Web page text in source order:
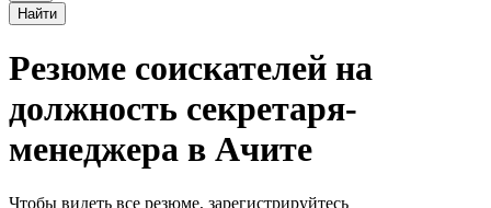
Найти
Резюме соискателей на
должность секретаря-
менеджера в Ачите
Чтобы видеть все резюме, зарегистрируйтесь